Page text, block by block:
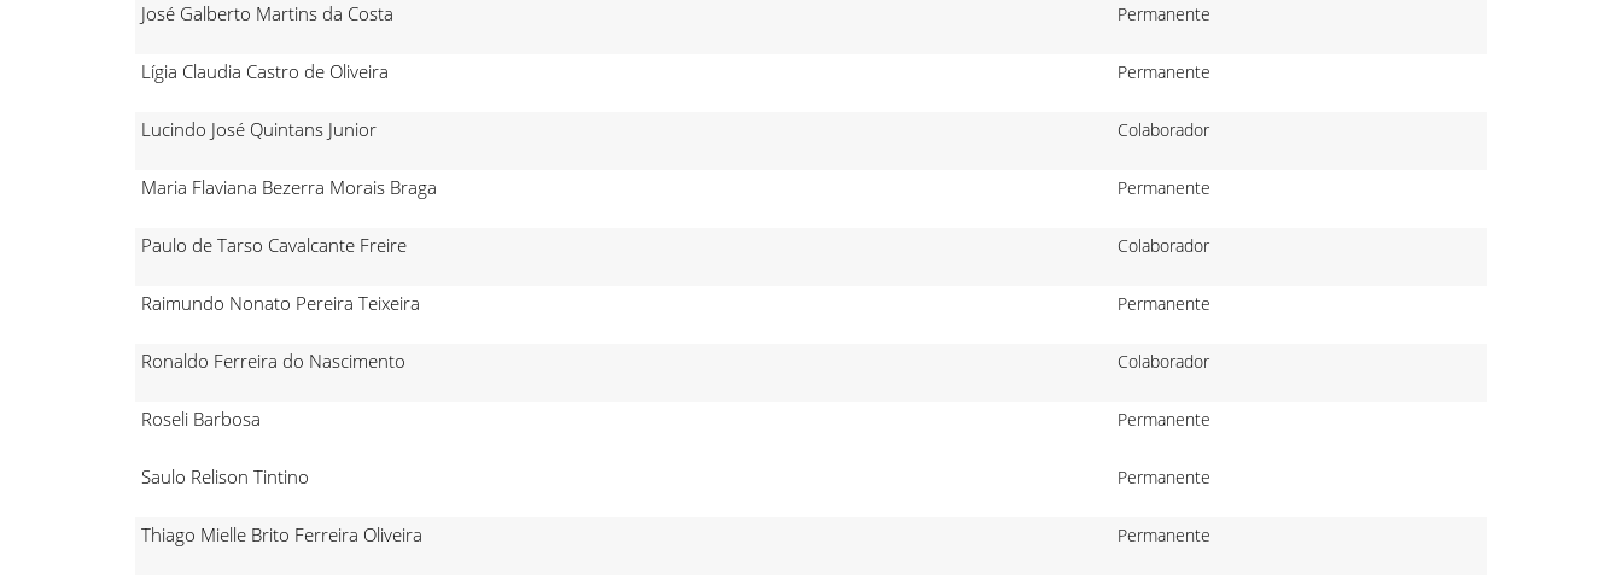
José Galberto Martins da Costa Permanente
Lígia Claudia Castro de Oliveira Permanente
Lucindo José Quintans Junior Colaborador
Maria Flaviana Bezerra Morais Braga Permanente
Paulo de Tarso Cavalcante Freire Colaborador
Raimundo Nonato Pereira Teixeira Permanente
Ronaldo Ferreira do Nascimento Colaborador
Roseli Barbosa Permanente
Saulo Relison Tintino Permanente
Thiago Mielle Brito Ferreira Oliveira Permanente